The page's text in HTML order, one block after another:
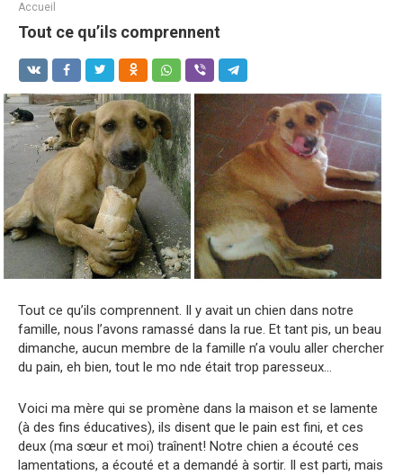
Accueil
Tout ce qu’ils comprennent
Tout ce qu’ils comprennent. Il y avait un chien dans notre
famille, nous l’avons ramassé dans la rue. Et tant pis, un beau
dimanche, aucun membre de la famille n’a voulu aller chercher
du pain, eh bien, tout le mo nde était trop paresseux…
Voici ma mère qui se promène dans la maison et se lamente
(à des fins éducatives), ils disent que le pain est fini, et ces
deux (ma sœur et moi) traînent! Notre chien a écouté ces
lamentations, a écouté et a demandé à sortir. Il est parti, mais